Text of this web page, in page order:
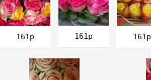
161р 161р 161р